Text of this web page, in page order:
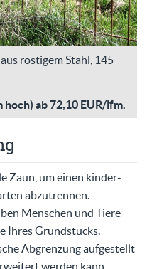
rostigem Stahl, 145
ab 72,10 EUR/lfm.
Zaun, um einen kinder-
abzutrennen.
Menschen und Tiere
Ihres Grundstücks.
Abgrenzung aufgestellt
werden kann.